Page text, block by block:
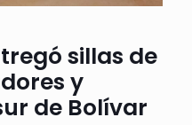
sillas de
y
de Bolívar